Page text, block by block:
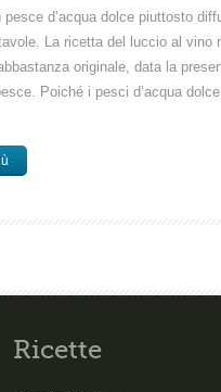
pesce d’acqua dolce piuttosto
La ricetta del luccio al vino
originale, data la
Poiché i pesci d’acqua
Ricette